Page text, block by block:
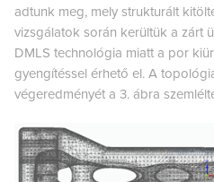
adtunk meg, mely strukturált
vizsgálatok során kerültük a zárt
DMLS technológia miatt a por
gyengítéssel érhető el. A
végeredményét a 3. ábra